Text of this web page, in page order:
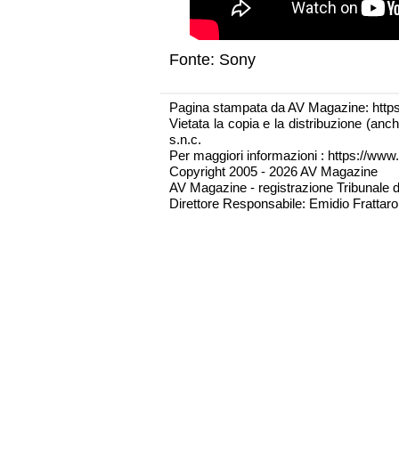
Fonte: Sony
Pagina stampata da AV Magazine:
Vietata la copia e la distribuzione
s.n.c.
Per maggiori informazioni : https://
Copyright 2005 - 2026 AV Magazine
AV Magazine - registrazione Tribunale
Direttore Responsabile: Emidio